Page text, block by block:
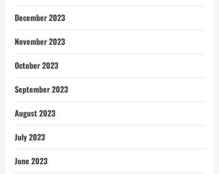
December 2023
November 2023
October 2023
September 2023
August 2023
July 2023
June 2023